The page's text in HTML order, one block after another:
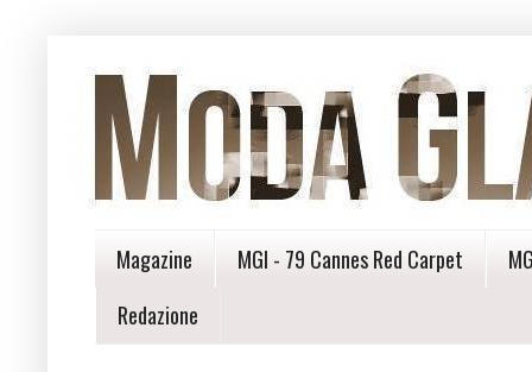
Magazine MGI - 79 Cannes Red Carpet
Redazione